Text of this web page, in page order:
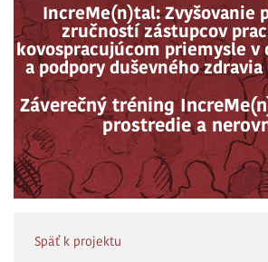
IncreMe(n)tal: Zvyšovanie
zručností zástupcov
kovospracujúcom priemysle v
a podpory duševného
Záverečný tréning
prostredie a
Späť k projektu